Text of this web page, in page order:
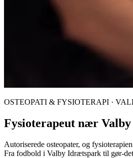
OSTEOPATI & FYSIOTERAPI ·
Fysioterapeut nær Valby
Autoriserede osteopater, og
Fra fodbold i Valby Idrætspark til gør-